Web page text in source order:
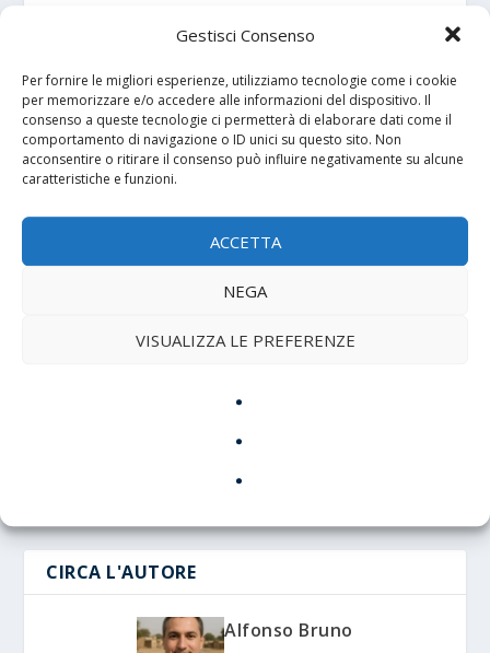
Gestisci Consenso
Per fornire le migliori esperienze, utilizziamo tecnologie come i cookie
per memorizzare e/o accedere alle informazioni del dispositivo. Il
consenso a queste tecnologie ci permetterà di elaborare dati come il
comportamento di navigazione o ID unici su questo sito. Non
acconsentire o ritirare il consenso può influire negativamente su alcune
caratteristiche e funzioni.
ACCETTA
NEGA
VISUALIZZA LE PREFERENZE
pagheranno i danni delle loro azioni, si pone la
questione del significato: qual è il significato della mia
vita, qual è il significato del mio passaggio sulla terra
(…) e dei miei sforzi?”
CIRCA L'AUTORE
Alfonso Bruno